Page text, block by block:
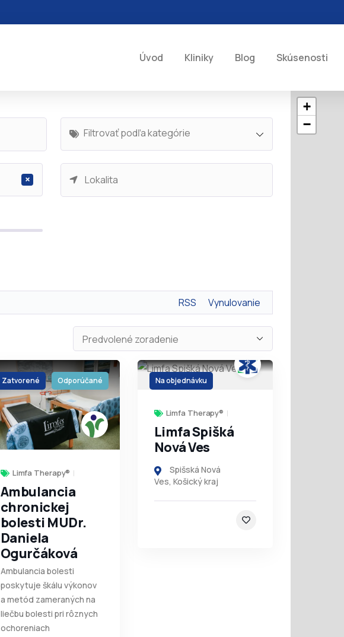
Úvod Kliniky Blog Skúsenosti
Filtrovať podľa kategórie
×
Vynulovanie
RSS
Zatvorené Odporúčané
Limfa Therapy®
Ambulancia
chronickej
bolesti MUDr.
Daniela
Ogurčáková
Ambulancia bolesti
poskytuje škálu výkonov
a metód zameraných na
liečbu bolesti pri rôznych
ochoreniach
Na objednávku
Limfa Therapy®
Limfa Spišká
Nová Ves
Spišská Nová
Ves, Košický kraj
+
−